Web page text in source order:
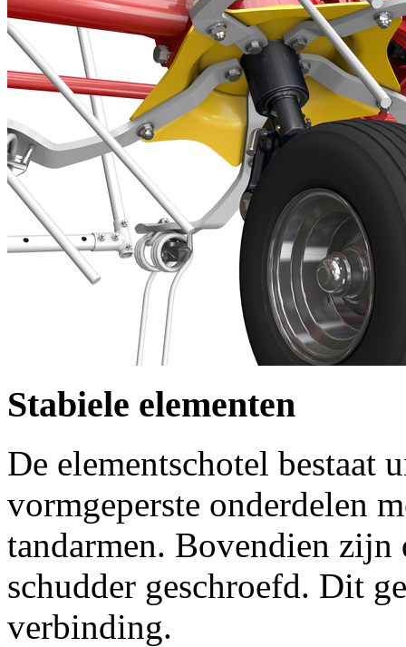
Stabiele elementen
De elementschotel bestaat
vormgeperste onderdelen
tandarmen. Bovendien zijn
schudder geschroefd. Dit
verbinding.